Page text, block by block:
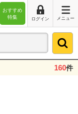
おすすめ
特集
ログイン メニュー
160件